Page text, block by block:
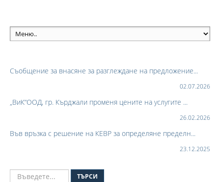
Съобщение за внасяне за разглеждане на предложение...
02.07.2026
„ВиК“ООД, гр. Кърджали променя цените на услугите ...
26.02.2026
Във връзка с решение на КЕВР за определяне пределн...
23.12.2025
ТЪРСИ